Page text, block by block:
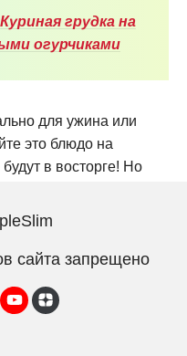
Куриная грудка на
огурчиками
для ужина или
это блюдо на
в восторге! Но
кусочками апельсина
сайта запрещено